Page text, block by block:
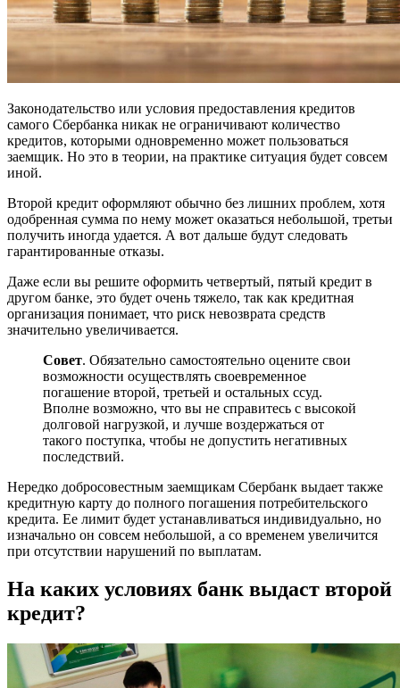
Законодательство или условия предоставления кредитов
самого Сбербанка никак не ограничивают количество
кредитов, которыми одновременно может пользоваться
заемщик. Но это в теории, на практике ситуация будет совсем
иной.
Второй кредит оформляют обычно без лишних проблем, хотя
одобренная сумма по нему может оказаться небольшой, третьи
получить иногда удается. А вот дальше будут следовать
гарантированные отказы.
Даже если вы решите оформить четвертый, пятый кредит в
другом банке, это будет очень тяжело, так как кредитная
организация понимает, что риск невозврата средств
значительно увеличивается.
Совет. Обязательно самостоятельно оцените свои
возможности осуществлять своевременное
погашение второй, третьей и остальных ссуд.
Вполне возможно, что вы не справитесь с высокой
долговой нагрузкой, и лучше воздержаться от
такого поступка, чтобы не допустить негативных
последствий.
Нередко добросовестным заемщикам Сбербанк выдает также
кредитную карту до полного погашения потребительского
кредита. Ее лимит будет устанавливаться индивидуально, но
изначально он совсем небольшой, а со временем увеличится
при отсутствии нарушений по выплатам.
На каких условиях банк выдаст второй
кредит?